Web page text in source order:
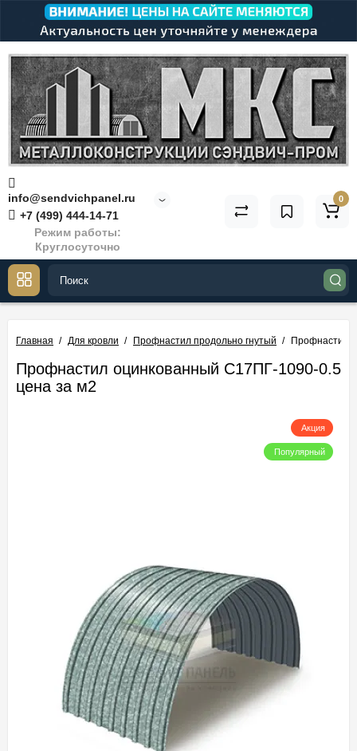
info@sendvichpanel.ru
+7 (499) 444-14-71
Режим работы:
Круглосуточно
0
Главная Для кровли Профнастил продольно гнутый Профнастил
Профнастил оцинкованный С17ПГ-1090-0.5
цена за м2
Акция
Популярный